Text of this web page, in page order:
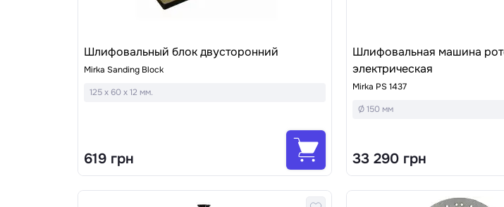
Шлифовальный блок двусторонний
Mirka Sanding Block
125 x 60 x 12 мм.
619 грн
Шлифовальная машина
электрическая
Mirka PS 1437
Ø 150 мм
33 290 грн